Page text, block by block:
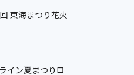
東海まつり花火
イン夏まつりロ